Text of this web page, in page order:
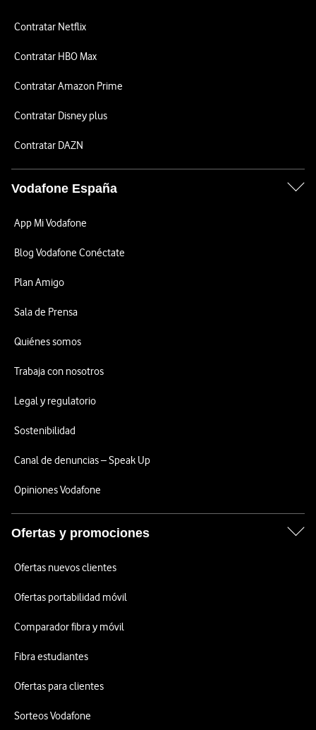
Contratar Netflix
Contratar HBO Max
Contratar Amazon Prime
Contratar Disney plus
Contratar DAZN
Vodafone España
App Mi Vodafone
Blog Vodafone Conéctate
Plan Amigo
Sala de Prensa
Quiénes somos
Trabaja con nosotros
Legal y regulatorio
Sostenibilidad
Canal de denuncias – Speak Up
Opiniones Vodafone
Ofertas y promociones
Ofertas nuevos clientes
Ofertas portabilidad móvil
Comparador fibra y móvil
Fibra estudiantes
Ofertas para clientes
Sorteos Vodafone